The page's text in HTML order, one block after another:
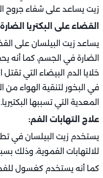
زيت يساعد على شفاء جروح
القضاء على البكتريا
يساعد زيت البيلسان على
الضارة في الجسم، كما أنه
خلايا الدم البيضاء التي تقتل
في البخور لتنقية الهواء من
المعدية التي تسببها البكتيريا.
علاج التهابات الفم:
يستخدم زيت البيلسان في
للالتهابات الفموية، وذلك
كما أنه يستخدم كغسول للفم